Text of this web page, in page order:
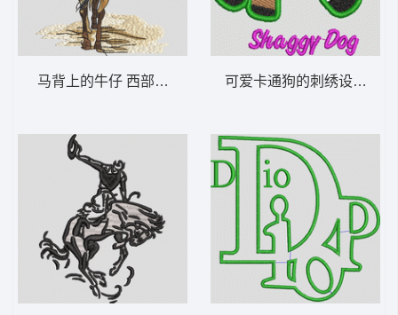
马背上的牛仔 西部牛仔 骑马 可爱卡通狗的刺绣设计 小马